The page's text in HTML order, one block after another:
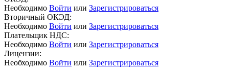
Необходимо Войти или Зарегистрироваться
Вторичный ОКЭД:
Необходимо Войти или Зарегистрироваться
Плательщик НДС:
Необходимо Войти или Зарегистрироваться
Лицензии:
Необходимо Войти или Зарегистрироваться